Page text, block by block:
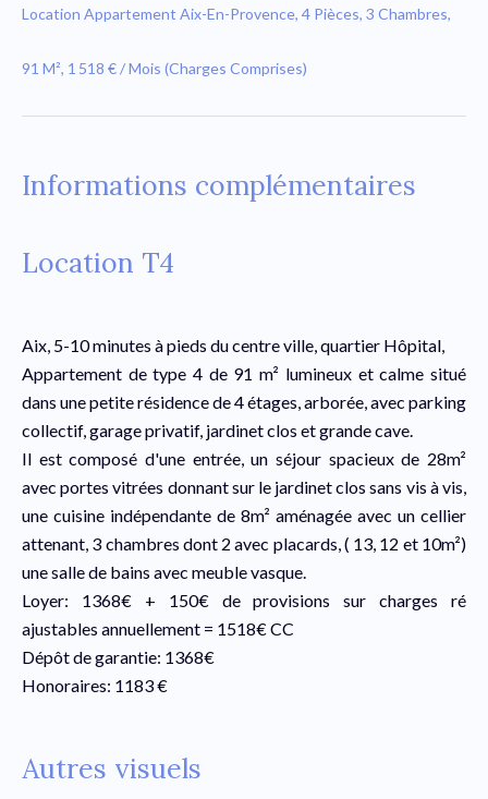
Location Appartement Aix-En-Provence, 4 Pièces, 3 Chambres,
91 M², 1 518 € / Mois (Charges Comprises)
Informations complémentaires
Location T4
Aix, 5-10 minutes à pieds du centre ville, quartier Hôpital,
Appartement de type 4 de 91 m² lumineux et calme situé
dans une petite résidence de 4 étages, arborée, avec parking
collectif, garage privatif, jardinet clos et grande cave.
Il est composé d'une entrée, un séjour spacieux de 28m²
avec portes vitrées donnant sur le jardinet clos sans vis à vis,
une cuisine indépendante de 8m² aménagée avec un cellier
attenant, 3 chambres dont 2 avec placards, ( 13, 12 et 10m²)
une salle de bains avec meuble vasque.
Loyer: 1368€ + 150€ de provisions sur charges ré
ajustables annuellement = 1518€ CC
Dépôt de garantie: 1368€
Honoraires: 1183 €
Autres visuels